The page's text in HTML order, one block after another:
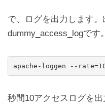
で、ログを出力します
dummy_access_logです。
秒間10アクセスログを出